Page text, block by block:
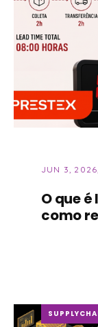
JUN 3, 2026,
O que
como